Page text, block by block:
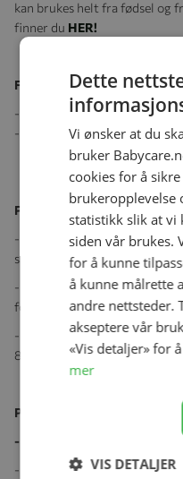
kan brukes helt fra fødsel og
finner du HER!
Følgende er inkludert:
- Tripp Trapp® barnestol.
- Baby Set
Produktegenskaper:
- Barnet sitter komfortabelt
sammen med resten av
- Unik justeringsmuligheter
for rygg og føtter uansett
- Solid konstruksjon i
85 kg.
Produktspesifikasjoner:
-
- Vekt: 7 kg.
Dette
Vi ønsker at du
bruker
cookies for å
brukeropplevelse
statistikk slik at vi
siden vår brukes.
for å kunne
å kunne målrette
andre nettsteder.
akseptere vår
«Vis detaljer» for
mer
VIS DETALJER